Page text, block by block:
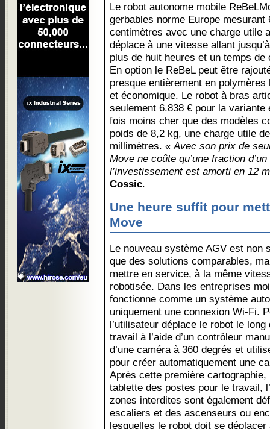
Le robot autonome mobile
gerbables norme Europe
centimètres avec une charge utile
déplace à une vitesse allant
plus de huit heures et un temps
En option le ReBeL peut être
presque entièrement en
et économique. Le robot à bras
seulement 6.838 € pour la
fois moins cher que des modèles
poids de 8,2 kg, une charge utile
millimètres. « Avec son prix de
Move ne coûte qu’une fraction
l’investissement est amorti en 12
Cossic.
Une heure suffit pour
Move
Le nouveau système AGV est non
que des solutions comparables,
mettre en service, à la même
robotisée. Dans les entreprises
fonctionne comme un système
uniquement une connexion Wi-Fi.
l’utilisateur déplace le robot le
travail à l’aide d’un contrôleur
d’une caméra à 360 degrés et
pour créer automatiquement une
Après cette première
tablette des postes pour le travail,
zones interdites sont également
escaliers et des ascenseurs ou
lesquelles le robot doit se